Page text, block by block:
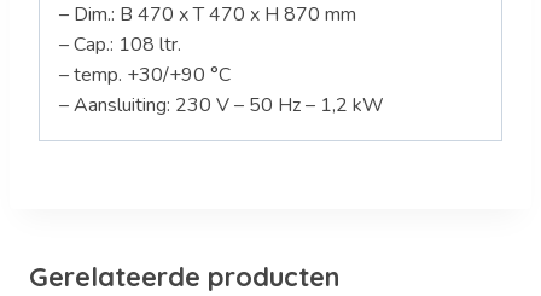
– Dim.: B 470 x T 470 x H 870 mm
– Cap.: 108 ltr.
– temp. +30/+90 °C
– Aansluiting: 230 V – 50 Hz – 1,2 kW
Gerelateerde producten